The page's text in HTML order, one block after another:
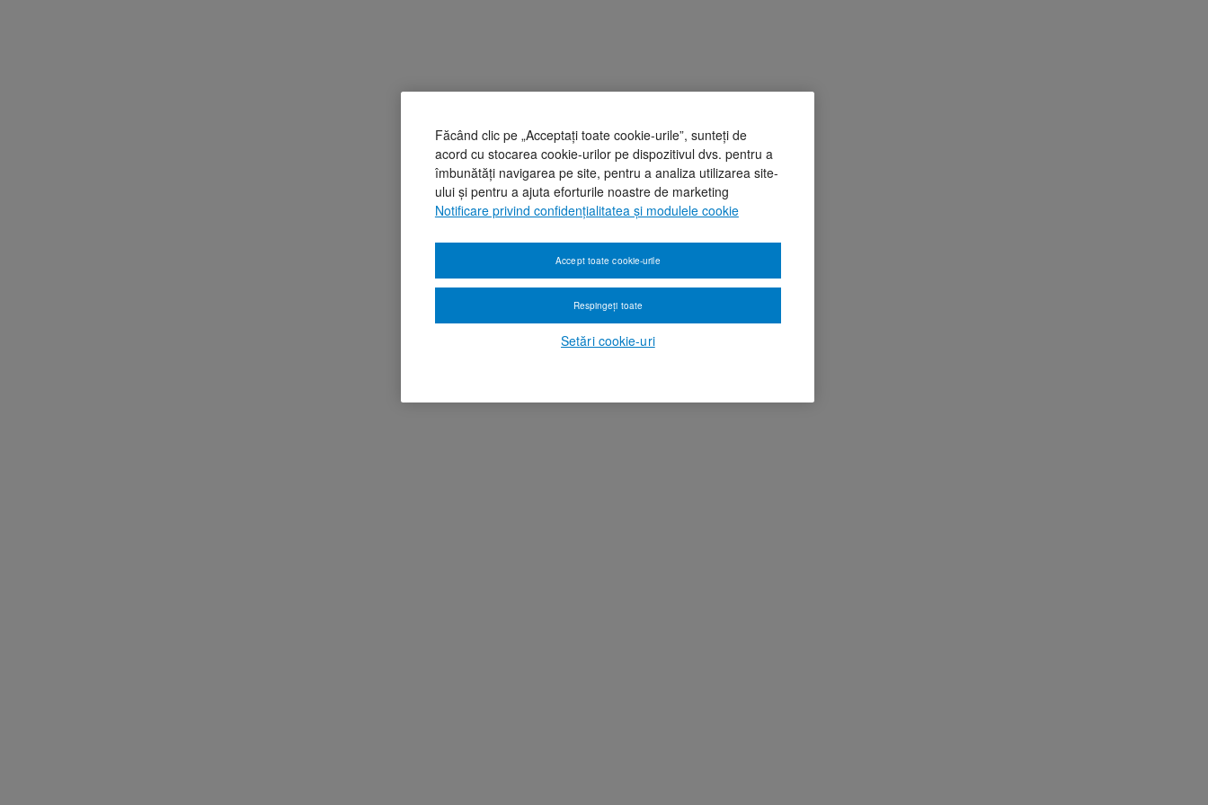
Făcând clic pe „Acceptați toate cookie-urile”, sunteți de
acord cu stocarea cookie-urilor pe dispozitivul dvs. pentru a
îmbunătăți navigarea pe site, pentru a analiza utilizarea site-
ului și pentru a ajuta eforturile noastre de marketing
Notificare privind confidențialitatea și modulele cookie
Setări cookie-uri
Respingeți toate
Accept toate cookie-urile